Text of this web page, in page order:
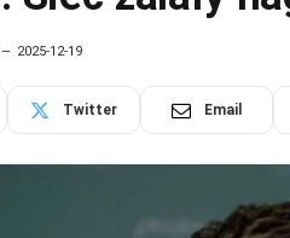
2025-12-19
Twitter Email